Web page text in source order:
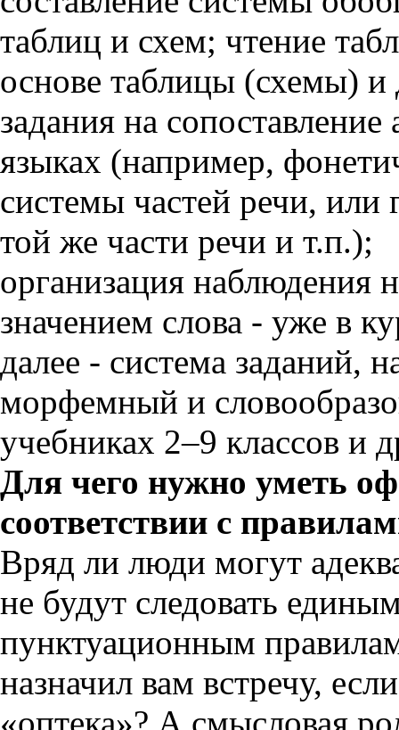
таблиц и схем; чтение
основе таблицы (схемы) и
задания на
языках (например,
системы частей речи,
той же части речи и т.п.);
организация наблюдения
значением слова - уже в
далее - система заданий,
морфемный и
учебниках 2–9 классов и
Для чего нужно уметь
соответствии с
Вряд ли люди могут
не будут следовать
пунктуационным
назначил вам встречу,